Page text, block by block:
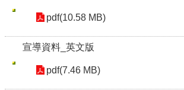
pdf(10.58 MB)
宣導資料_英文版
pdf(7.46 MB)